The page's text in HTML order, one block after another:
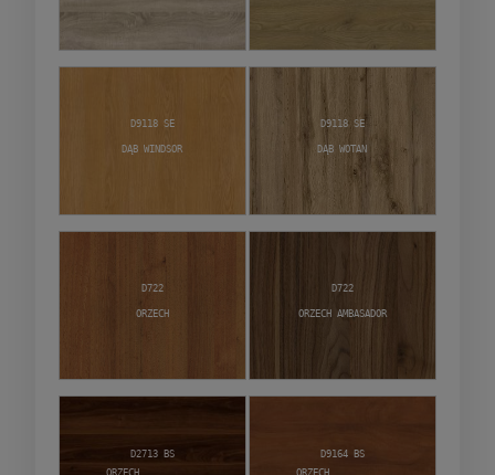
Dąb Windsor
D9118 SE
Dąb Wotan
D9118 SE
Orzech
D722
Orzech Ambasador
D722
D2713 BS D9164 BS